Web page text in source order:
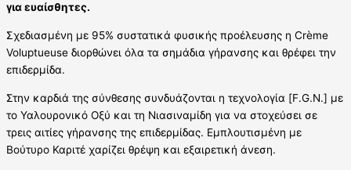
για ευαίσθητες.
Σχεδιασμένη με 95% συστατικά φυσικής προέλευσης η Crème
Voluptueuse διορθώνει όλα τα σημάδια γήρανσης και θρέφει την
επιδερμίδα.
Στην καρδιά της σύνθεσης συνδυάζονται η τεχνολογία [F.G.N.] με
το Υαλουρονικό Οξύ και τη Νιασιναμίδη για να στοχεύσει σε
τρεις αιτίες γήρανσης της επιδερμίδας. Εμπλουτισμένη με
Βούτυρο Καριτέ χαρίζει θρέψη και εξαιρετική άνεση.